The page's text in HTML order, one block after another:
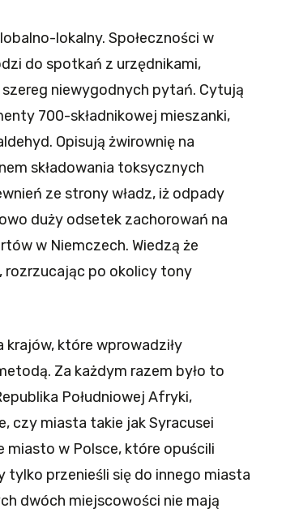
lokalny. Społeczności w
do spotkań z urzędnikami,
niewygodnych pytań. Cytują
700-składnikowej mieszanki,
Opisują żwirownię na
składowania toksycznych
ze strony władz, iż odpady
duży odsetek zachorowań na
w Niemczech. Wiedzą że
rozrzucając po okolicy tony
które wprowadziły
Za każdym razem było to
Południowej Afryki,
czy miasta takie jak Syracusei
miasto w Polsce, które opuścili
przenieśli się do innego miasta
dwóch miejscowości nie mają